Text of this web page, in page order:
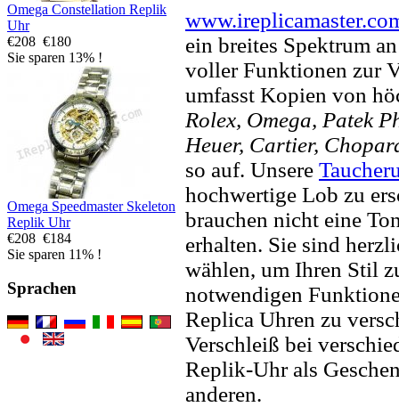
Omega Constellation Replik
Uhr
€208 €180
Sie sparen 13% !
Omega Speedmaster Skeleton
Replik Uhr
€208 €184
Sie sparen 11% !
Sprachen
ein breites Spektrum
voller Funktionen zur
umfasst Kopien von
Rolex, Omega, Patek
Heuer, Cartier,
so auf. Unsere
hochwertige Lob zu
brauchen nicht eine
erhalten. Sie sind
wählen, um Ihren Stil
notwendigen
Replica Uhren zu
Verschleiß bei
Replik-Uhr als
anderen.